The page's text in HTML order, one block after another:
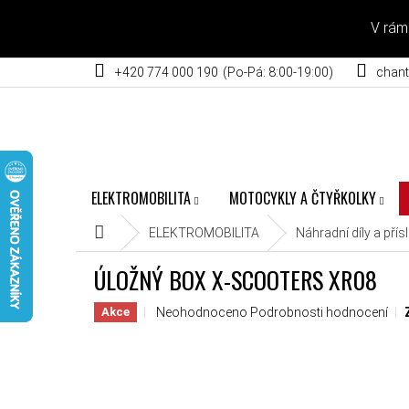
V
+420 774 000 190
ELEKTROMOBILITA MOTOCYKLY A ČTYŘKOLKY
Domů ELEKTROMOBILITA Náhradní díly a
ÚLOŽNÝ BOX X-SCOOTERS XR08
Akce Průměrné hodnocení produktu je 0,0 z 5
Neohodnoceno Podrobnosti hodnocení